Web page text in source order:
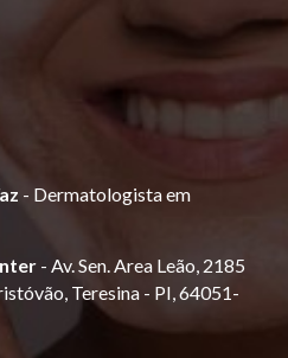
- Dermatologista em
- Av. Sen. Area Leão, 2185
Teresina - PI, 64051-